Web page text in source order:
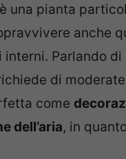
è una pianta
anche
Parlando
di
come
dell’aria, in